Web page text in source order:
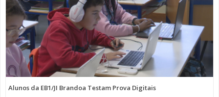
Alunos da EB1/JI Brandoa Testam Prova Digitais